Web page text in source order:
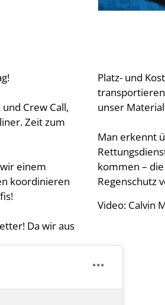
Crew Call,
Zeit zum
einem
koordinieren
Da wir aus
Platz- und
unser
Man erkennt
kommen –
Regenschutz
Video: Calvin